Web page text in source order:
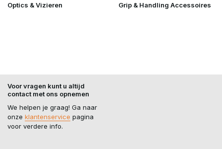
Optics & Vizieren Grip & Handling Accessoires
Voor vragen kunt u altijd
contact met ons opnemen
We helpen je graag! Ga naar
onze klantenservice pagina
voor verdere info.